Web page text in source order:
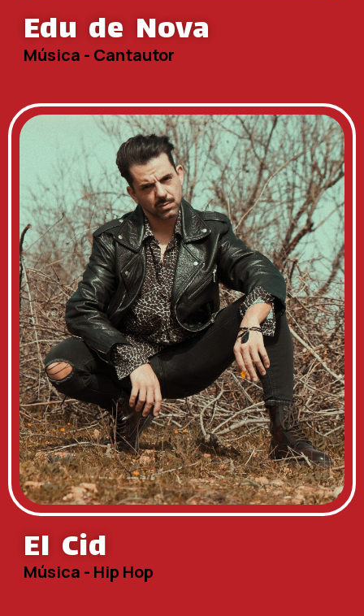
Edu de Nova
Música - Cantautor
El Cid
Música - Hip Hop